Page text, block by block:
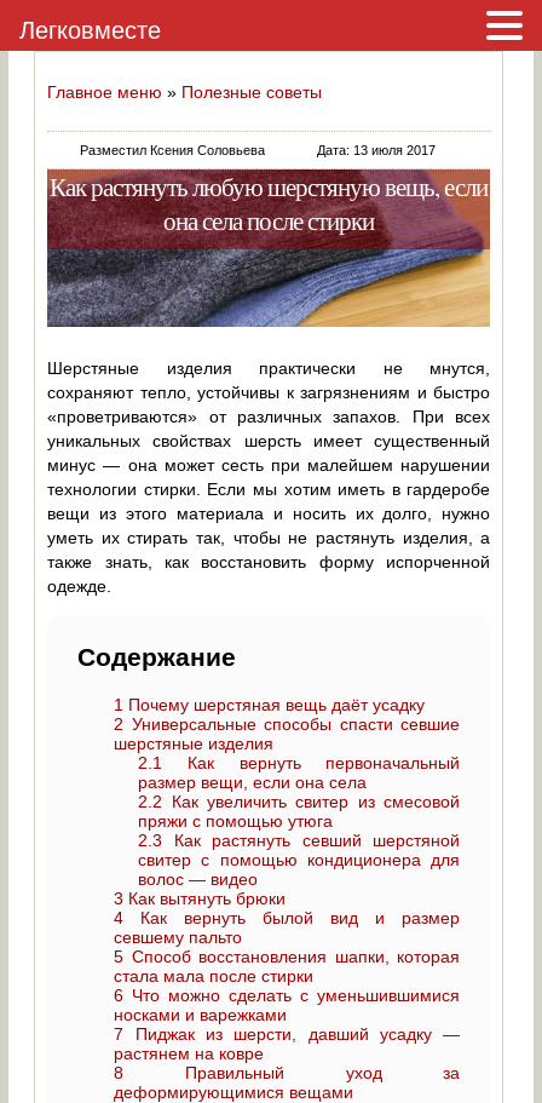
Главное меню » Полезные советы
Разместил Ксения Соловьева Дата: 13 июля 2017
Как растянуть любую шерстяную вещь, если
она села после стирки
Шерстяные изделия практически не мнутся,
сохраняют тепло, устойчивы к загрязнениям и быстро
«проветриваются» от различных запахов. При всех
уникальных свойствах шерсть имеет существенный
минус — она может сесть при малейшем нарушении
технологии стирки. Если мы хотим иметь в гардеробе
вещи из этого материала и носить их долго, нужно
уметь их стирать так, чтобы не растянуть изделия, а
также знать, как восстановить форму испорченной
одежде.
Содержание
1 Почему шерстяная вещь даёт усадку
2 Универсальные способы спасти севшие
шерстяные изделия
2.1
Как вернуть первоначальный
размер вещи, если она села
2.2 Как увеличить свитер из смесовой
пряжи с помощью утюга
2.3 Как растянуть севший шерстяной
свитер с помощью кондиционера для
волос — видео
3 Как вытянуть брюки
4 Как вернуть былой вид и размер
севшему пальто
5 Способ восстановления шапки, которая
стала мала после стирки
6 Что можно сделать с уменьшившимися
носками и варежками
7 Пиджак из шерсти, давший усадку —
растянем на ковре
8 Правильный уход за
деформирующимися вещами
Легковместе